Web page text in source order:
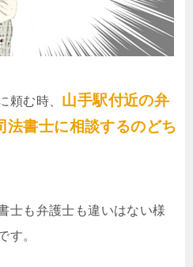
頼む時、 山手駅付近の弁
法書士に相談するのどち
士も弁護士も違いはない様
す。